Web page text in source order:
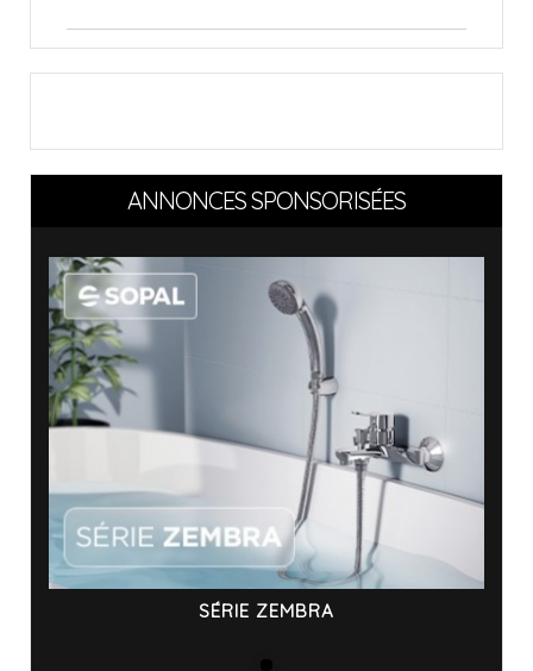
ANNONCES SPONSORISÉES
SÉRIE ZEMBRA